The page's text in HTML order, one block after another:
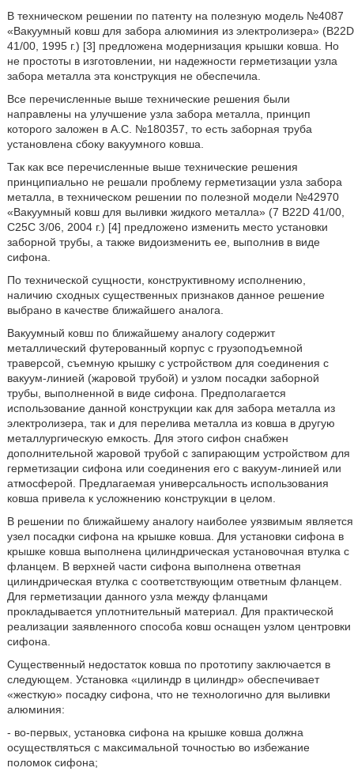
В техническом решении по патенту на полезную модель №4087
«Вакуумный ковш для забора алюминия из электролизера» (B22D
41/00, 1995 г.) [3] предложена модернизация крышки ковша. Но
не простоты в изготовлении, ни надежности герметизации узла
забора металла эта конструкция не обеспечила.
Все перечисленные выше технические решения были
направлены на улучшение узла забора металла, принцип
которого заложен в А.С. №180357, то есть заборная труба
установлена сбоку вакуумного ковша.
Так как все перечисленные выше технические решения
принципиально не решали проблему герметизации узла забора
металла, в техническом решении по полезной модели №42970
«Вакуумный ковш для выливки жидкого металла» (7 B22D 41/00,
С25С 3/06, 2004 г.) [4] предложено изменить место установки
заборной трубы, а также видоизменить ее, выполнив в виде
сифона.
По технической сущности, конструктивному исполнению,
наличию сходных существенных признаков данное решение
выбрано в качестве ближайшего аналога.
Вакуумный ковш по ближайшему аналогу содержит
металлический футерованный корпус с грузоподъемной
траверсой, съемную крышку с устройством для соединения с
вакуум-линией (жаровой трубой) и узлом посадки заборной
трубы, выполненной в виде сифона. Предполагается
использование данной конструкции как для забора металла из
электролизера, так и для перелива металла из ковша в другую
металлургическую емкость. Для этого сифон снабжен
дополнительной жаровой трубой с запирающим устройством для
герметизации сифона или соединения его с вакуум-линией или
атмосферой. Предлагаемая универсальность использования
ковша привела к усложнению конструкции в целом.
В решении по ближайшему аналогу наиболее уязвимым является
узел посадки сифона на крышке ковша. Для установки сифона в
крышке ковша выполнена цилиндрическая установочная втулка с
фланцем. В верхней части сифона выполнена ответная
цилиндрическая втулка с соответствующим ответным фланцем.
Для герметизации данного узла между фланцами
прокладывается уплотнительный материал. Для практической
реализации заявленного способа ковш оснащен узлом центровки
сифона.
Существенный недостаток ковша по прототипу заключается в
следующем. Установка «цилиндр в цилиндр» обеспечивает
«жесткую» посадку сифона, что не технологично для выливки
алюминия:
- во-первых, установка сифона на крышке ковша должна
осуществляться с максимальной точностью во избежание
поломок сифона;